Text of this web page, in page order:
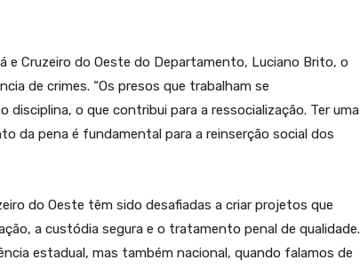
e Cruzeiro do Oeste do Departamento, Luciano Brito, o
de crimes. “Os presos que trabalham se
disciplina, o que contribui para a ressocialização. Ter uma
da pena é fundamental para a reinserção social dos
do Oeste têm sido desafiadas a criar projetos que
a custódia segura e o tratamento penal de qualidade.
estadual, mas também nacional, quando falamos de